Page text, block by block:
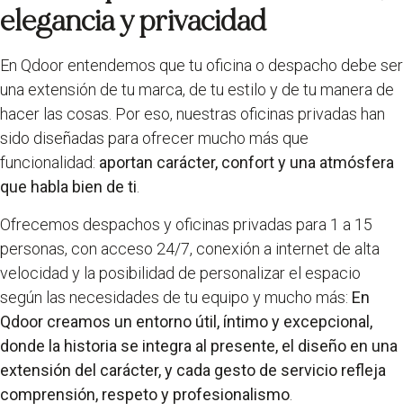
elegancia y privacidad
En Qdoor entendemos que tu oficina o despacho debe ser
una extensión de tu marca, de tu estilo y de tu manera de
hacer las cosas. Por eso, nuestras oficinas privadas han
sido diseñadas para ofrecer mucho más que
funcionalidad: aportan carácter, confort y una atmósfera
que habla bien de ti.
Ofrecemos despachos y oficinas privadas para 1 a 15
personas, con acceso 24/7, conexión a internet de alta
velocidad y la posibilidad de personalizar el espacio
según las necesidades de tu equipo y mucho más: En
Qdoor creamos un entorno útil, íntimo y excepcional,
donde la historia se integra al presente, el diseño en una
extensión del carácter, y cada gesto de servicio refleja
comprensión, respeto y profesionalismo